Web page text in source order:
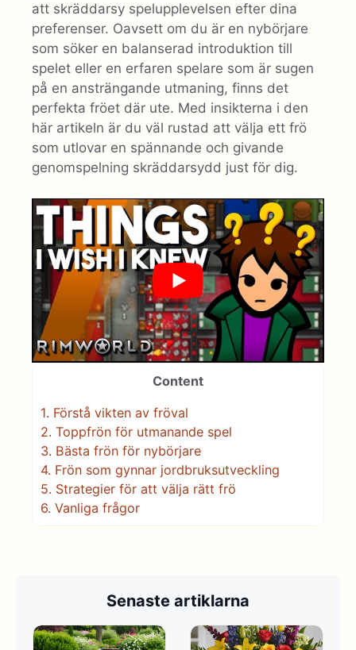
att skräddarsy spelupplevelsen efter dina
preferenser. Oavsett om du är en nybörjare
som söker en balanserad introduktion till
spelet eller en erfaren spelare som är sugen
på en ansträngande utmaning, finns det
perfekta fröet där ute. Med insikterna i den
här artikeln är du väl rustad att välja ett frö
som utlovar en spännande och givande
genomspelning skräddarsydd just för dig.
Content
1. Förstå vikten av fröval
2. Toppfrön för utmanande spel
3. Bästa frön för nybörjare
4. Frön som gynnar jordbruksutveckling
5. Strategier för att välja rätt frö
6. Vanliga frågor
Senaste artiklarna